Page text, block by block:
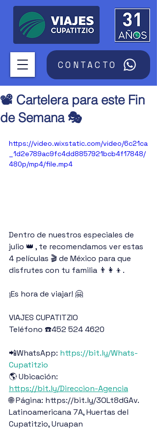
CONTACTO
📽️ Cartelera para este Fin
de Semana 🎭
https://video.wixstatic.com/video/6c21ca
_1d2e789ac9fc4dd8857921bcb4f17848/
480p/mp4/file.mp4
Dentro de nuestros especiales de
julio 👑 , te recomendamos ver estas
4 películas 🎬 de México para que
disfrutes con tu familia 👨‍👩‍👦.
¡Es hora de viajar! 🤗
VIAJES CUPATITZIO
Teléfono ☎️452 524 4620
📲WhatsApp: https://bit.ly/Whats-
Cupatitzio
🌎 Ubicación:
https://bit.ly/Direccion-Agencia
🌐 Página: https://bit.ly/3OLt8dGAv.
Latinoamericana 7A, Huertas del
Cupatitzio, Uruapan